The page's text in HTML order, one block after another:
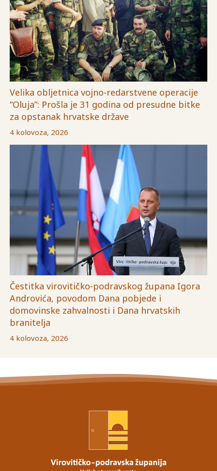
Velika obljetnica vojno-redarstvene operacije
“Oluja”: Prošla je 31 godina od presudne bitke
za opstanak hrvatske države
4 kolovoza, 2026
Čestitka virovitičko-podravskog župana Igora
Androvića, povodom Dana pobjede i
domovinske zahvalnosti i Dana hrvatskih
branitelja
4 kolovoza, 2026